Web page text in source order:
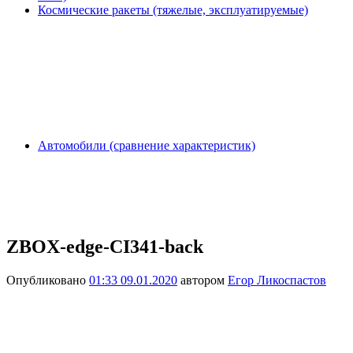
Космические ракеты (тяжелые, эксплуатируемые)
Автомобили (сравнение характеристик)
ZBOX-edge-CI341-back
Опубликовано 01:33 09.01.2020 автором Егор Ликоспастов